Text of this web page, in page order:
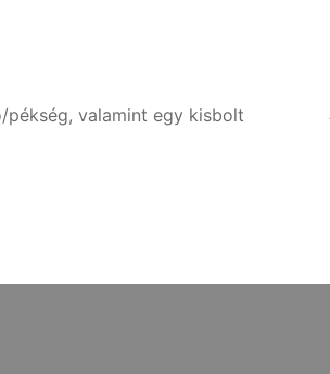
valamint egy kisbolt